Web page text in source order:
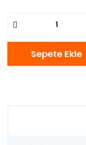
Sepete Ekle